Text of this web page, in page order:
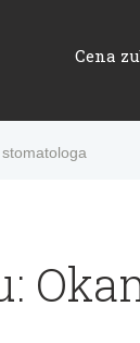
Cena